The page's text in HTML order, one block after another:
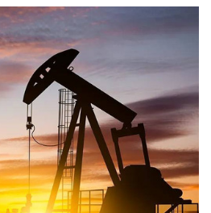
trường. Cùng với đó, giới đầu tư tiếp
quan đến khả năng đạt được một
và Ukraine.